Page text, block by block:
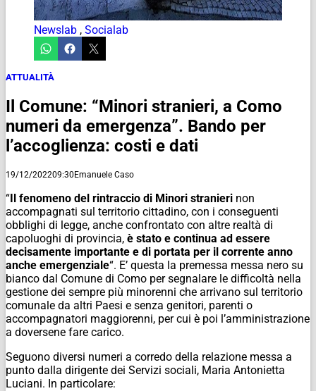
Newslab , Socialab
ATTUALITÀ
Il Comune: “Minori stranieri, a Como
numeri da emergenza”. Bando per
l’accoglienza: costi e dati
19/12/202209:30Emanuele Caso
“Il fenomeno del rintraccio di Minori stranieri non
accompagnati sul territorio cittadino, con i conseguenti
obblighi di legge, anche confrontato con altre realtà di
capoluoghi di provincia, è stato e continua ad essere
decisamente importante e di portata per il corrente anno
anche emergenziale“. E’ questa la premessa messa nero su
bianco dal Comune di Como per segnalare le difficoltà nella
gestione dei sempre più minorenni che arrivano sul territorio
comunale da altri Paesi e senza genitori, parenti o
accompagnatori maggiorenni, per cui è poi l’amministrazione
a doversene fare carico.
Seguono diversi numeri a corredo della relazione messa a
punto dalla dirigente dei Servizi sociali, Maria Antonietta
Luciani. In particolare: